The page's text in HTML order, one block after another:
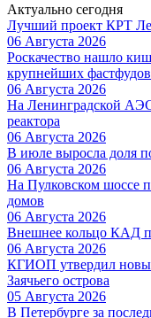
Актуально сегодня
Лучший проект КРТ
06 Августа 2026
Роскачество нашло
крупнейших фастфудов
06 Августа 2026
На Ленинградской
реактора
06 Августа 2026
В июле выросла доля
06 Августа 2026
На Пулковском шоссе
домов
06 Августа 2026
Внешнее кольцо КАД
06 Августа 2026
КГИОП утвердил
Заячьего острова
05 Августа 2026
В Петербурге за